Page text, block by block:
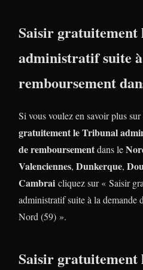
Saisir
administratif suite
remboursement
Si vous voulez en savoir plus
gratuitement le Tribunal
de remboursementdans le
Valenciennes, Dunkerque,
Cambrai cliquez sur « Saisir
administratif suite à la demande
Nord (59) ».
Saisir